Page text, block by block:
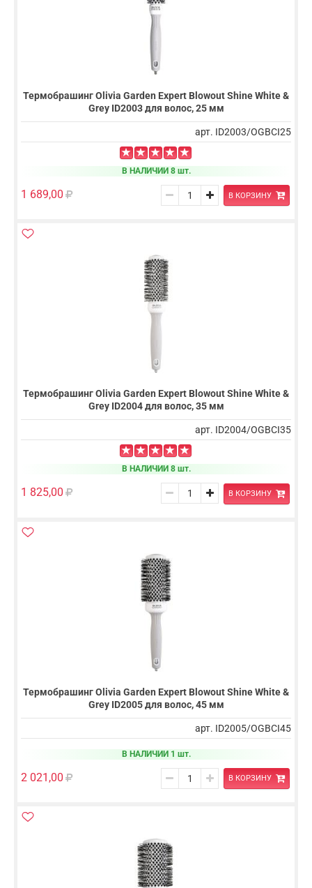
Термобрашинг Olivia Garden Expert Blowout Shine White &
Grey ID2003 для волос, 25 мм
арт. ID2003/OGBCI25
В НАЛИЧИИ 8 шт.
1 689,00 В КОРЗИНУ
Термобрашинг Olivia Garden Expert Blowout Shine White &
Grey ID2004 для волос, 35 мм
арт. ID2004/OGBCI35
В НАЛИЧИИ 8 шт.
1 825,00 В КОРЗИНУ
Термобрашинг Olivia Garden Expert Blowout Shine White &
Grey ID2005 для волос, 45 мм
арт. ID2005/OGBCI45
В НАЛИЧИИ 1 шт.
2 021,00 В КОРЗИНУ